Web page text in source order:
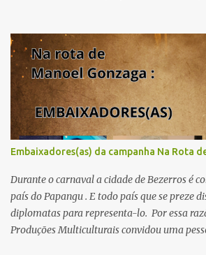
Pedro PAINÉIS LITERÁRIOS: 1º painel- 02/
Tudo Há Poesia - Mediador: Severino
Acesse aqui para se inscrever 2º painel-
Saúde Mental e Poesia - Mediador: Pierre
Cristina Silva e Diogo Pessôa - Acesse aqui
painel- 02/05/25 - 14h30: Tema: A poesia
Histórias - Mediador: Janilson Sales
Biu Lourenço - Acesse aqui para se increver
16h: Tema: Dizeres Poéticos - Mediador:
Embaixadores(as) da campanha Na Rota
Durante o carnaval a cidade de Bezerros é
país do Papangu . E todo país que se preze
diplomatas para representa-lo. Por essa
Produções Multiculturais convidou uma